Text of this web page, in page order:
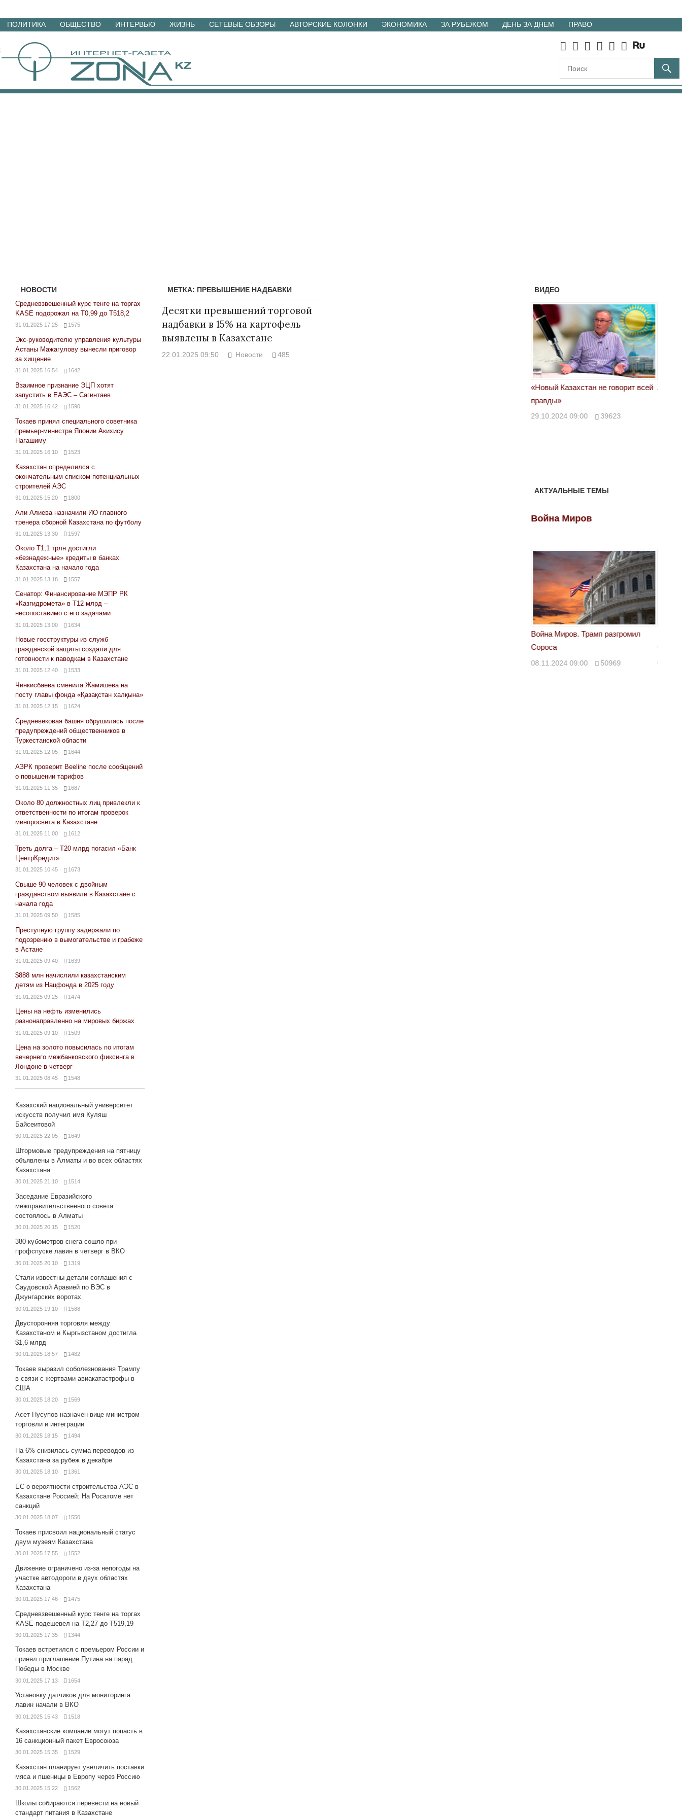
Перейти
материалам
ПОЛИТИКА ОБЩЕСТВО ИНТЕРВЬЮ ЖИЗНЬ СЕТЕВЫЕ ОБЗОРЫ АВТОРСКИЕ КОЛОНКИ ЭКОНОМИКА ЗА РУБЕЖОМ ДЕНЬ ЗА ДНЕМ ПРАВО
МЕТКА: ПРЕВЫШЕНИЕ НАДБАВКИ
Десятки превышений торговой
надбавки в 15% на картофель
выявлены в Казахстане
22.01.2025 09:50 Новости 485
НОВОСТИ
Средневзвешенный курс тенге на торгах
KASE подорожал на Т0,99 до Т518,2
31.01.2025 17:25 1575
Экс-руководителю управления культуры
Астаны Мажагулову вынесли приговор
за хищение
31.01.2025 16:54 1642
Взаимное признание ЭЦП хотят
запустить в ЕАЭС – Сагинтаев
31.01.2025 16:42 1590
Токаев принял специального советника
премьер-министра Японии Акихису
Нагашиму
31.01.2025 16:10 1523
Казахстан определился с
окончательным списком потенциальных
строителей АЭС
31.01.2025 15:20 1800
Али Алиева назначили ИО главного
тренера сборной Казахстана по футболу
31.01.2025 13:30 1597
Около Т1,1 трлн достигли
«безнадежные» кредиты в банках
Казахстана на начало года
31.01.2025 13:18 1557
Сенатор: Финансирование МЭПР РК
«Казгидромета» в Т12 млрд –
несопоставимо с его задачами
31.01.2025 13:00 1634
Новые госструктуры из служб
гражданской защиты создали для
готовности к паводкам в Казахстане
31.01.2025 12:40 1533
Чинкисбаева сменила Жамишева на
посту главы фонда «Қазақстан халқына»
31.01.2025 12:15 1624
Средневековая башня обрушилась после
предупреждений общественников в
Туркестанской области
31.01.2025 12:05 1644
АЗРК проверит Beeline после сообщений
о повышении тарифов
31.01.2025 11:35 1687
Около 80 должностных лиц привлекли к
ответственности по итогам проверок
минпросвета в Казахстане
31.01.2025 11:00 1612
Треть долга – Т20 млрд погасил «Банк
ЦентрКредит»
31.01.2025 10:45 1673
Свыше 90 человек с двойным
гражданством выявили в Казахстане с
начала года
31.01.2025 09:50 1585
Преступную группу задержали по
подозрению в вымогательстве и грабеже
в Астане
31.01.2025 09:40 1639
$888 млн начислили казахстанским
детям из Нацфонда в 2025 году
31.01.2025 09:25 1474
Цены на нефть изменились
разнонаправленно на мировых биржах
31.01.2025 09:10 1509
Цена на золото повысилась по итогам
вечернего межбанковского фиксинга в
Лондоне в четверг
31.01.2025 08:45 1548
Казахский национальный университет
искусств получил имя Куляш
Байсеитовой
30.01.2025 22:05 1649
Штормовые предупреждения на пятницу
объявлены в Алматы и во всех областях
Казахстана
30.01.2025 21:10 1514
Заседание Евразийского
межправительственного совета
состоялось в Алматы
30.01.2025 20:15 1520
380 кубометров снега сошло при
профспуске лавин в четверг в ВКО
30.01.2025 20:10 1319
Стали известны детали соглашения с
Саудовской Аравией по ВЭС в
Джунгарских воротах
30.01.2025 19:10 1588
Двусторонняя торговля между
Казахстаном и Кыргызстаном достигла
$1,6 млрд
30.01.2025 18:57 1482
Токаев выразил соболезнования Трампу
в связи с жертвами авиакатастрофы в
США
30.01.2025 18:20 1569
Асет Нусупов назначен вице-министром
торговли и интеграции
30.01.2025 18:15 1494
На 6% снизилась сумма переводов из
Казахстана за рубеж в декабре
30.01.2025 18:10 1361
ЕС о вероятности строительства АЭС в
Казахстане Россией: На Росатоме нет
санкций
30.01.2025 18:07 1550
Токаев присвоил национальный статус
двум музеям Казахстана
30.01.2025 17:55 1552
Движение ограничено из-за непогоды на
участке автодороги в двух областях
Казахстана
30.01.2025 17:46 1475
Средневзвешенный курс тенге на торгах
KASE подешевел на Т2,27 до Т519,19
30.01.2025 17:35 1344
Токаев встретился с премьером России и
принял приглашение Путина на парад
Победы в Москве
30.01.2025 17:13 1654
Установку датчиков для мониторинга
лавин начали в ВКО
30.01.2025 15:43 1518
Казахстанские компании могут попасть в
16 санкционный пакет Евросоюза
30.01.2025 15:35 1529
Казахстан планирует увеличить поставки
мяса и пшеницы в Европу через Россию
30.01.2025 15:22 1562
Школы собираются перевести на новый
стандарт питания в Казахстане
ВИДЕО
«Новый Казахстан не говорит всей
правды»
29.10.2024 09:00 39623
АКТУАЛЬНЫЕ ТЕМЫ
Война Миров
Война Миров. Трамп разгромил
Сороса
08.11.2024 09:00 50969